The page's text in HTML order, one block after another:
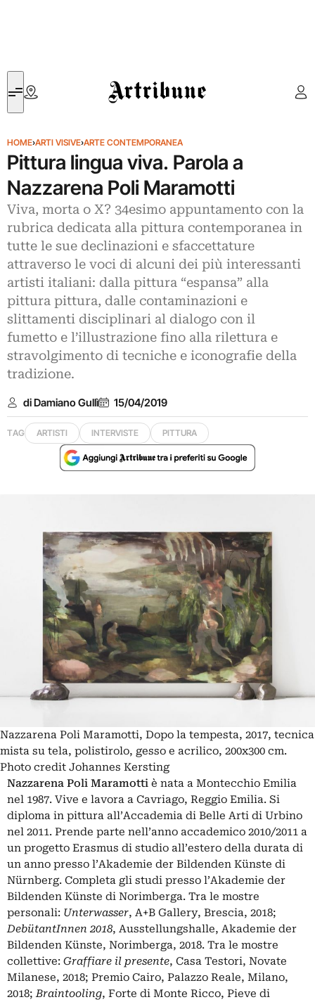
Artribune
HOME›ARTI VISIVE›ARTE CONTEMPORANEA
Pittura lingua viva. Parola a
Nazzarena Poli Maramotti
Viva, morta o X? 34esimo appuntamento con la
rubrica dedicata alla pittura contemporanea in
tutte le sue declinazioni e sfaccettature
attraverso le voci di alcuni dei più interessanti
artisti italiani: dalla pittura “espansa” alla
pittura pittura, dalle contaminazioni e
slittamenti disciplinari al dialogo con il
fumetto e l’illustrazione fino alla rilettura e
stravolgimento di tecniche e iconografie della
tradizione.
di Damiano Gullì 15/04/2019
TAG ARTISTI INTERVISTE PITTURA
Nazzarena Poli Maramotti, Dopo la tempesta, 2017, tecnica
mista su tela, polistirolo, gesso e acrilico, 200x300 cm.
Photo credit Johannes Kersting
Nazzarena Poli Maramotti è nata a Montecchio Emilia
nel 1987. Vive e lavora a Cavriago, Reggio Emilia. Si
diploma in pittura all’Accademia di Belle Arti di Urbino
nel 2011. Prende parte nell’anno accademico 2010/2011 a
un progetto Erasmus di studio all’estero della durata di
un anno presso l’Akademie der Bildenden Künste di
Nürnberg. Completa gli studi presso l’Akademie der
Bildenden Künste di Norimberga. Tra le mostre
personali: Unterwasser, A+B Gallery, Brescia, 2018;
DebütantInnen 2018, Ausstellungshalle, Akademie der
Bildenden Künste, Norimberga, 2018. Tra le mostre
collettive: Graffiare il presente, Casa Testori, Novate
Milanese, 2018; Premio Cairo, Palazzo Reale, Milano,
2018;Braintooling, Forte di Monte Ricco, Pieve di